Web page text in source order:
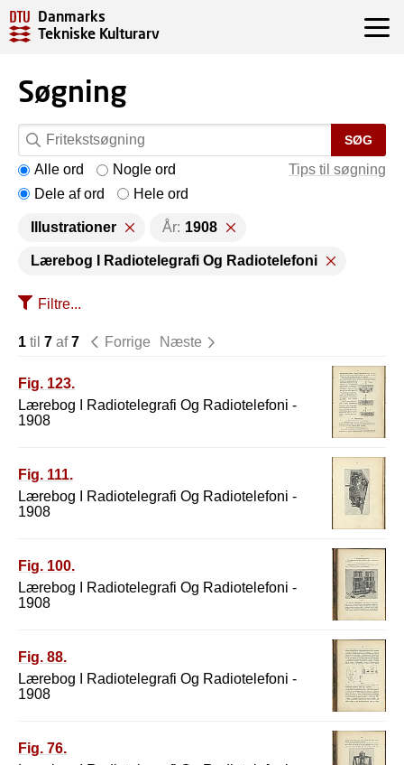
Danmarks
Tekniske Kulturarv
Søgning
SØG
Tips til søgning
Alle ord
Nogle ord
Dele af ord
Hele ord
Illustrationer År: 1908
Lærebog I Radiotelegrafi Og Radiotelefoni
Filtre...
1 til 7 af7 Forrige Næste
Fig. 123.
Lærebog I Radiotelegrafi Og Radiotelefoni -
1908
Fig. 111.
Lærebog I Radiotelegrafi Og Radiotelefoni -
1908
Fig. 100.
Lærebog I Radiotelegrafi Og Radiotelefoni -
1908
Fig. 88.
Lærebog I Radiotelegrafi Og Radiotelefoni -
1908
Fig. 76.